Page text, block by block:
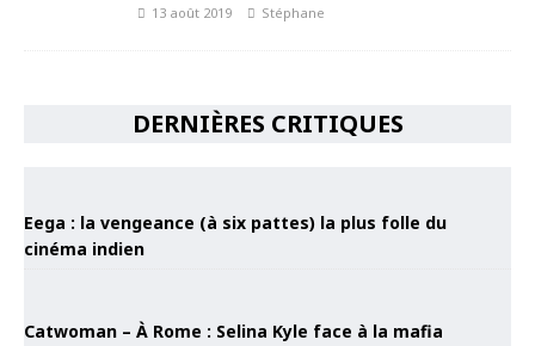
13 août 2019 Stéphane
DERNIÈRES CRITIQUES
Eega : la vengeance (à six pattes) la plus folle du
cinéma indien
Catwoman – À Rome : Selina Kyle face à la mafia